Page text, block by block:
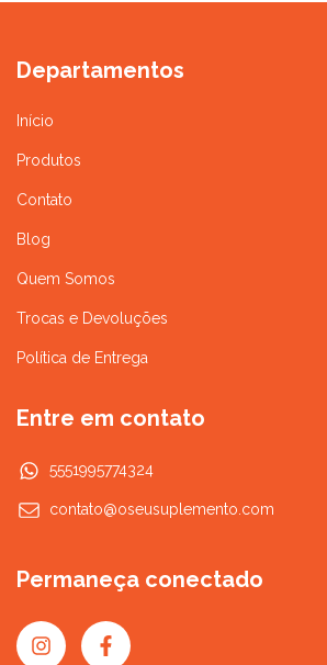
Departamentos
Início
Produtos
Contato
Blog
Quem Somos
Trocas e Devoluções
Política de Entrega
Entre em contato
5551995774324
contato@oseusuplemento.com
Permaneça conectado